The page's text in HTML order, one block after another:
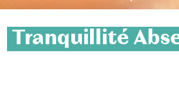
Tranquillité